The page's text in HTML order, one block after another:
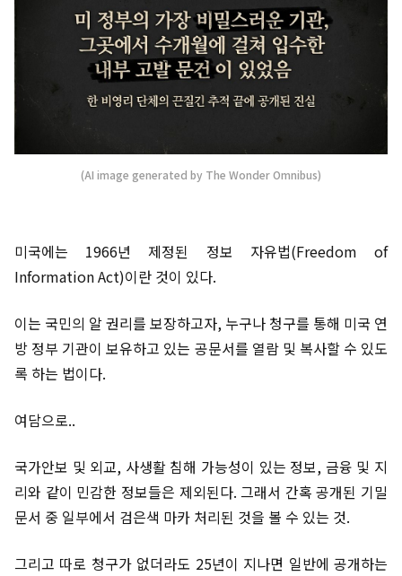
(AI image generated by The Wonder Omnibus)
미국에는 1966년 제정된 정보 자유법(Freedom of
Information Act)이란 것이 있다.
이는 국민의 알 권리를 보장하고자, 누구나 청구를 통해 미국 연
방 정부 기관이 보유하고 있는 공문서를 열람 및 복사할 수 있도
록 하는 법이다.
여담으로..
국가안보 및 외교, 사생활 침해 가능성이 있는 정보, 금융 및 지
리와 같이 민감한 정보들은 제외된다. 그래서 간혹 공개된 기밀
문서 중 일부에서 검은색 마카 처리된 것을 볼 수 있는 것.
그리고 따로 청구가 없더라도 25년이 지나면 일반에 공개하는